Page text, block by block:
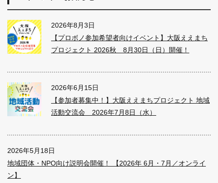
2026年8月3日
【プロボノ参加希望者向けイベント】大阪ええまち
プロジェクト 2026秋 8月30日（日）開催！
2026年6月15日
【参加者募集中！】大阪ええまちプロジェクト 地域
活動交流会 2026年7月8日（水）
2026年5月18日
地域団体・NPO向け説明会開催！ 【2026年 6月・7月／オンライ
ン】